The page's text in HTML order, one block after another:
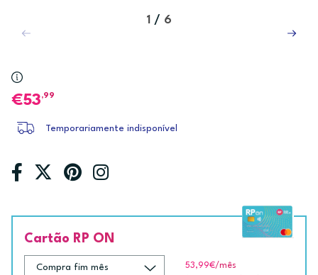
1 / 6
53,99
Temporariamente indisponível
Cartão RP ON
53,99€/mês